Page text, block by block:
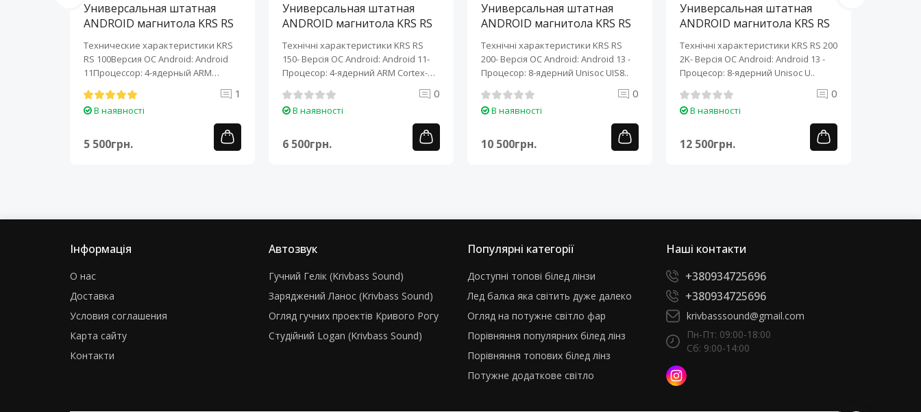
Универсальная штатная
ANDROID магнитола KRS RS
Технические характеристики KRS
RS 100Версия ОС Android: Android
11Процессор: 4-ядерный ARM
1
В наявності
5 500грн.
Универсальная штатная
ANDROID магнитола KRS RS
Технічні характеристики KRS RS
150- Версія ОС Android: Android 11-
Процесор: 4-ядерний ARM Cortex-
0
В наявності
6 500грн.
Универсальная штатная
ANDROID магнитола KRS RS
Технічні характеристики KRS RS
200- Версія ОС Android: Android 13 ​-
Процесор: 8-ядерний Unisoc UIS8..
0
В наявності
10 500грн.
Универсальная штатная
ANDROID магнитола KRS RS
Технічні характеристики KRS RS 200
2K- Версія ОС Android: Android 13 ​-
Процесор: 8-ядерний Unisoc U..
0
В наявності
12 500грн.
Інформація
О нас
Доставка
Условия соглашения
Карта сайту
Контакти
Автозвук
Гучний Гелік (Krivbass Sound)
Заряджений Ланос (Krivbass Sound)
Огляд гучних проектів Кривого Рогу
Студійний Logan (Krivbass Sound)
Популярні категорії
Доступні топові білед лінзи
Лед балка яка світить дуже далеко
Огляд на потужне світло фар
Порівняння популярних білед лінз
Порівняння топових білед лінз
Потужне додаткове світло
Наші контакти
+380934725696
+380934725696
krivbasssound@gmail.com
Пн-Пт: 09:00-18:00
Сб: 9:00-14:00